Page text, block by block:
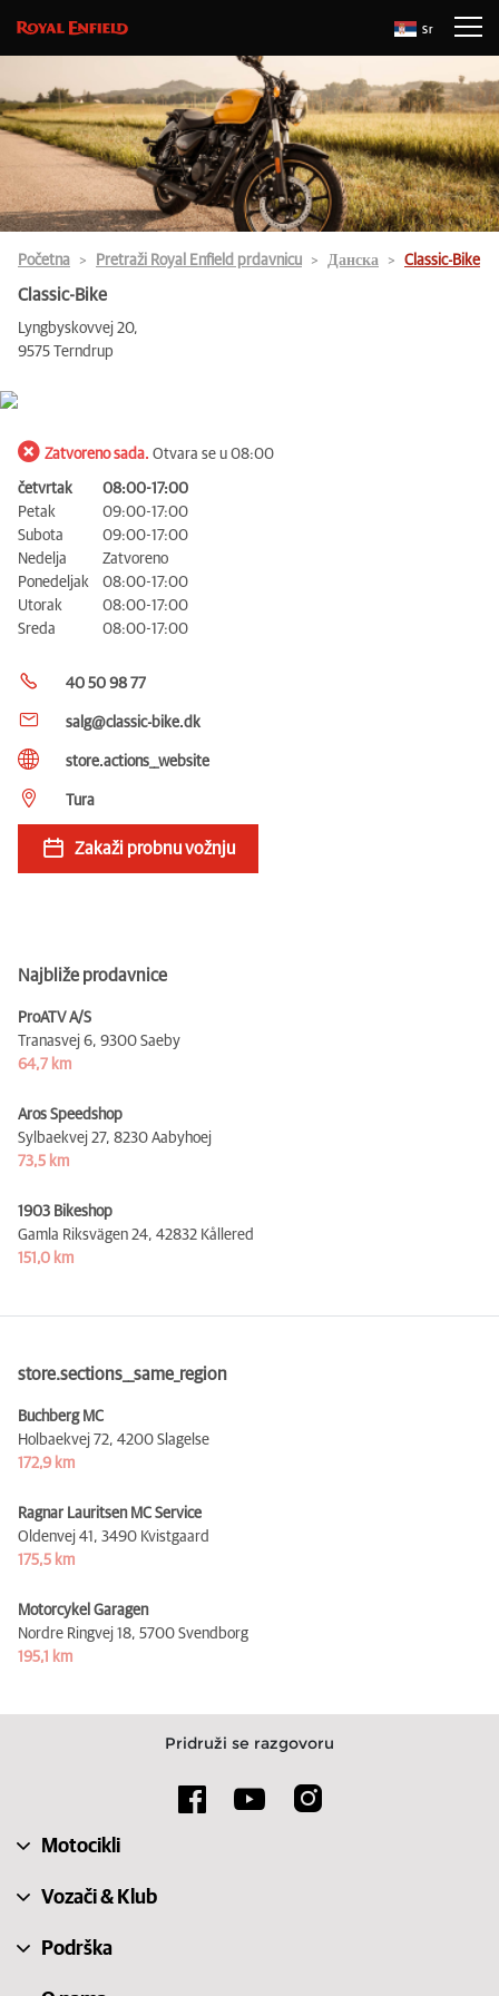
Sr
Početna Pretraži Royal Enfield prdavnicu Данска Classic-Bike
Classic-Bike
Lyngbyskovvej 20,
9575 Terndrup
Zatvoreno sada. Otvara se u 08:00
četvrtak
08:00-17:00
Petak
09:00-17:00
Subota
09:00-17:00
Nedelja
Zatvoreno
Ponedeljak
08:00-17:00
Utorak
08:00-17:00
Sreda
08:00-17:00
40 50 98 77
salg@classic-bike.dk
store.actions__website
Tura
Zakaži probnu vožnju
Najbliže prodavnice
ProATV A/S
Tranasvej 6, 9300 Saeby
64,7 km
Aros Speedshop
Sylbaekvej 27, 8230 Aabyhoej
73,5 km
1903 Bikeshop
Gamla Riksvägen 24, 42832 Kållered
151,0 km
store.sections__same_region
Buchberg MC
Holbaekvej 72, 4200 Slagelse
172,9 km
Ragnar Lauritsen MC Service
Oldenvej 41, 3490 Kvistgaard
175,5 km
Motorcykel Garagen
Nordre Ringvej 18, 5700 Svendborg
195,1 km
Pridruži se razgovoru
Motocikli
Vozači & Klub
Podrška